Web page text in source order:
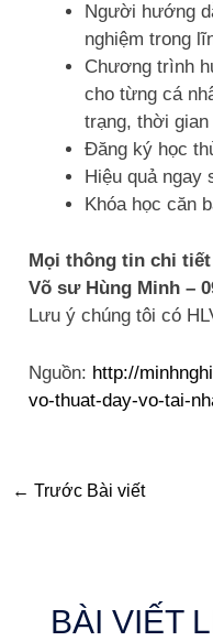
Người hướng
nghiệm trong
Chương trình
cho từng cá
trạng, thời
Đăng ký học
Hiệu quả ngay
Khóa học căn
Mọi thông tin chi
Võ sư Hùng Minh –
Lưu ý chúng tôi có
Nguồn: http://
vo-thuat-day-vo-tai-
← Trước Bài viết
BÀI VIẾT